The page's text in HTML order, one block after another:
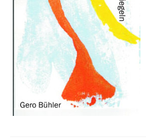
Ausschreibungen
Leipziger Lyrikbibliothek
Lyrikschaufenster im Literaturhaus
Mitglied werden